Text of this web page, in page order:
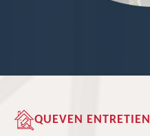
QUEVEN ENTRETIEN